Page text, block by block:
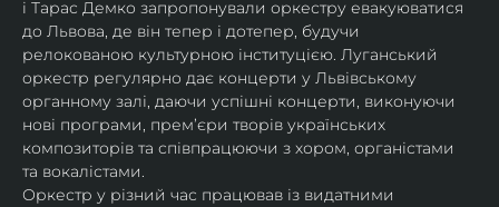
і Тарас Демко запропонували оркестру евакуюватися
до Львова, де він тепер і дотепер, будучи
релокованою культурною інституцією. Луганський
оркестр регулярно дає концерти у Львівському
органному залі, даючи успішні концерти, виконуючи
нові програми, прем’єри творів українських
композиторів та співпрацюючи з хором, органістами
та вокалістами.
Оркестр у різний час працював із видатними